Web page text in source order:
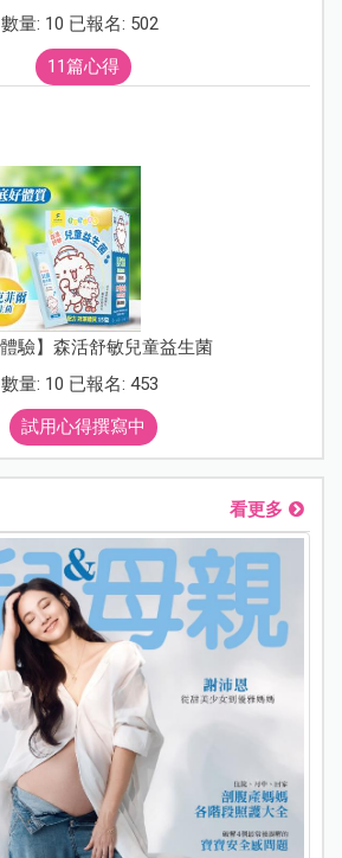
數量: 10 已報名: 502
11篇心得
體驗】森活舒敏兒童益生菌
數量: 10 已報名: 453
試用心得撰寫中
看更多